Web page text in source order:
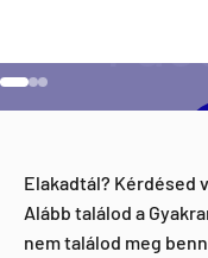
Elakadtál? Kérdésed
Alább találod a
nem találod meg